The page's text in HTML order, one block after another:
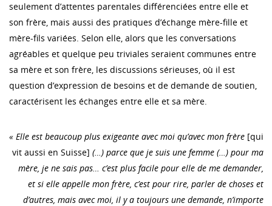
seulement d’attentes parentales différenciées entre elle et
son frère, mais aussi des pratiques d’échange mère-fille et
mère-fils variées. Selon elle, alors que les conversations
agréables et quelque peu triviales seraient communes entre
sa mère et son frère, les discussions sérieuses, où il est
question d’expression de besoins et de demande de soutien,
caractérisent les échanges entre elle et sa mère.
« Elle est beaucoup plus exigeante avec moi qu’avec mon frère [qui
vit aussi en Suisse] (…) parce que je suis une femme (…) pour ma
mère, je ne sais pas… c’est plus facile pour elle de me demander,
et si elle appelle mon frère, c’est pour rire, parler de choses et
d’autres, mais avec moi, il y a toujours une demande, n’importe